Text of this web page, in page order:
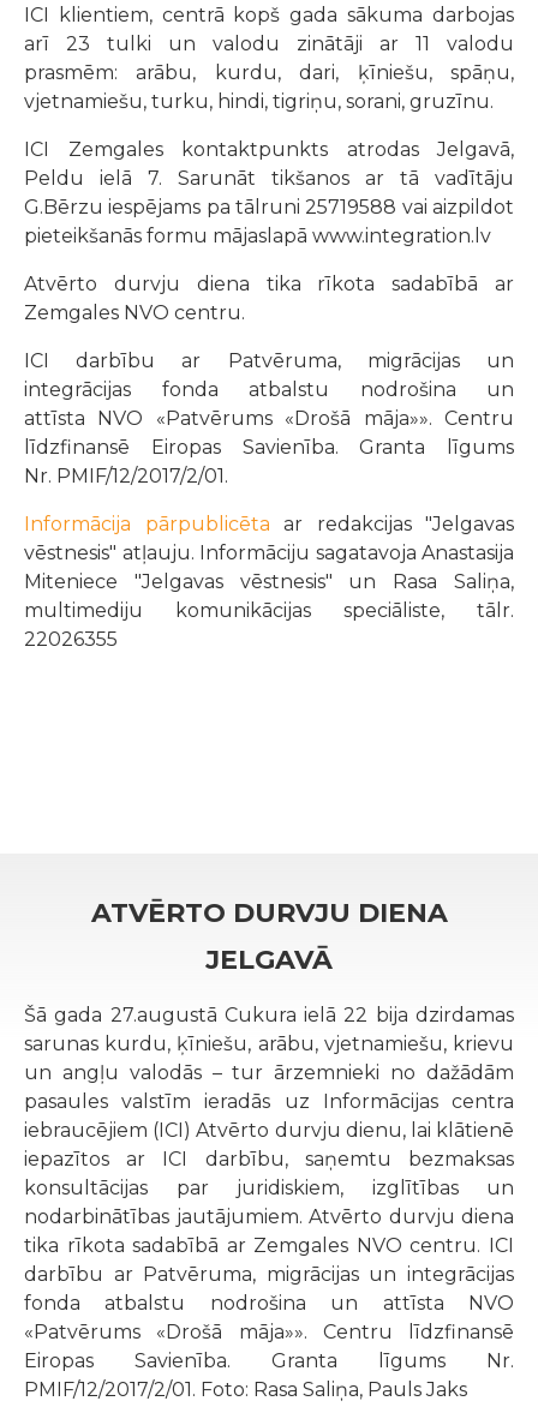
ICI klientiem, centrā kopš gada sākuma darbojas
arī 23 tulki un valodu zinātāji ar 11 valodu
prasmēm: arābu, kurdu, dari, ķīniešu, spāņu,
vjetnamiešu, turku, hindi, tigriņu, sorani, gruzīnu.
ICI Zemgales kontaktpunkts atrodas Jelgavā,
Peldu ielā 7. Sarunāt tikšanos ar tā vadītāju
G.Bērzu iespējams pa tālruni 25719588 vai aizpildot
pieteikšanās formu mājaslapā www.integration.lv
Atvērto durvju diena tika rīkota sadabībā ar
Zemgales NVO centru.
ICI darbību ar Patvēruma, migrācijas un
integrācijas fonda atbalstu nodrošina un
attīsta NVO «Patvērums «Drošā māja»». Centru
līdzfinansē Eiropas Savienība. Granta līgums
Nr. PMIF/12/2017/2/01.
Informācija pārpublicēta ar redakcijas "Jelgavas
vēstnesis" atļauju. Informāciju sagatavoja Anastasija
Miteniece "Jelgavas vēstnesis" un Rasa Saliņa,
multimediju komunikācijas speciāliste, tālr.
22026355
ATVĒRTO DURVJU DIENA
JELGAVĀ
Šā gada 27.augustā Cukura ielā 22 bija dzirdamas
sarunas kurdu, ķīniešu, arābu, vjetnamiešu, krievu
un angļu valodās – tur ārzemnieki no dažādām
pasaules valstīm ieradās uz Informācijas centra
iebraucējiem (ICI) Atvērto durvju dienu, lai klātienē
iepazītos ar ICI darbību, saņemtu bezmaksas
konsultācijas par juridiskiem, izglītības un
nodarbinātības jautājumiem. Atvērto durvju diena
tika rīkota sadabībā ar Zemgales NVO centru. ICI
darbību ar Patvēruma, migrācijas un integrācijas
fonda atbalstu nodrošina un attīsta NVO
«Patvērums «Drošā māja»». Centru līdzfinansē
Eiropas Savienība. Granta līgums Nr.
PMIF/12/2017/2/01. Foto: Rasa Saliņa, Pauls Jaks